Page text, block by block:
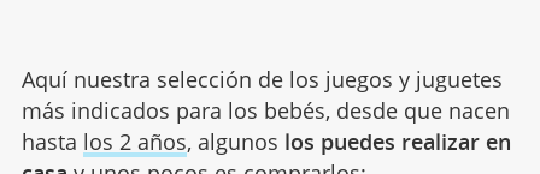
Aquí nuestra selección de los juegos y juguetes
más indicados para los bebés, desde que nacen
hasta los 2 años, algunos los puedes realizar en